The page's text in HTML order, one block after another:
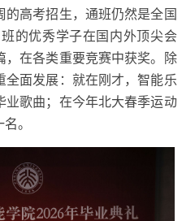
高考招生，通班仍然是全国
的优秀学子在国内外顶尖会
，在各类重要竞赛中获奖。除
全面发展：就在刚才，智能乐
业歌曲；在今年北大春季运动
。